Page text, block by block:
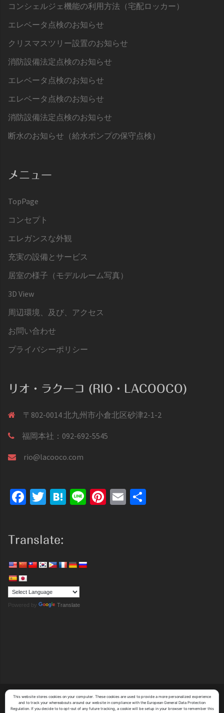
コンシェルジェ機能の利用方法（宅配ロッカー）
エレベータ点検のお知らせ
クリスマスツリー設置のお知らせ
消防設備法定点検のお知らせ
エレベータ点検のお知らせ
エレベータ点検のお知らせ
消防設備法定点検のお知らせ
断水のお知らせ（給水ポンプの保守点検）
メニュー
TopPage
コンセプト
エレガンスな外観
充実の設備とサービス
居室の様子（モデルルーム写真）
3D View
周辺環境、及び、アクセス
お問い合わせ
プライバシーポリシー
リオ・ラクーコ (RIO・LACOOCO)
〒802-0014 北九州市小倉北区砂津2-1-2
福岡本社：092-692-5545
rio@lacooco.com
Facebook
Twitter
Hatena
LinePinterest
Email
Translate:
Powered by Translate
Copyright (C)Y's System Factory Co.,Ltd.All Rights Reserved.
This website stores cookies on your computer. These cookies are used to provide a more personalized experience
and to track your whereabouts around our website in compliance with the European General Data Protection
Regulation. If you decide to to opt-out of any future tracking, a cookie will be setup in your browser to remember this